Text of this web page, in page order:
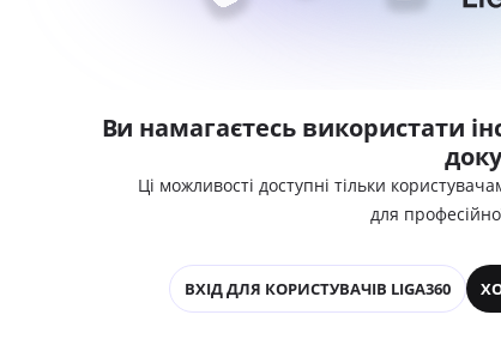
Ви намагаєтесь використати
Ці можливості доступні тільки
для
ВХІД ДЛЯ КОРИСТУВАЧІВ LIGA360